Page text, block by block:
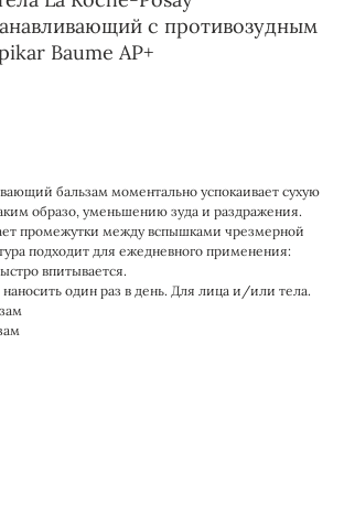
с противозудным
Baume AP+
бальзам моментально успокаивает сухую
образо, уменьшению зуда и раздражения.
промежутки между вспышками чрезмерной
подходит для ежедневного применения:
впитывается.
наносить один раз в день. Для лица и/или тела.